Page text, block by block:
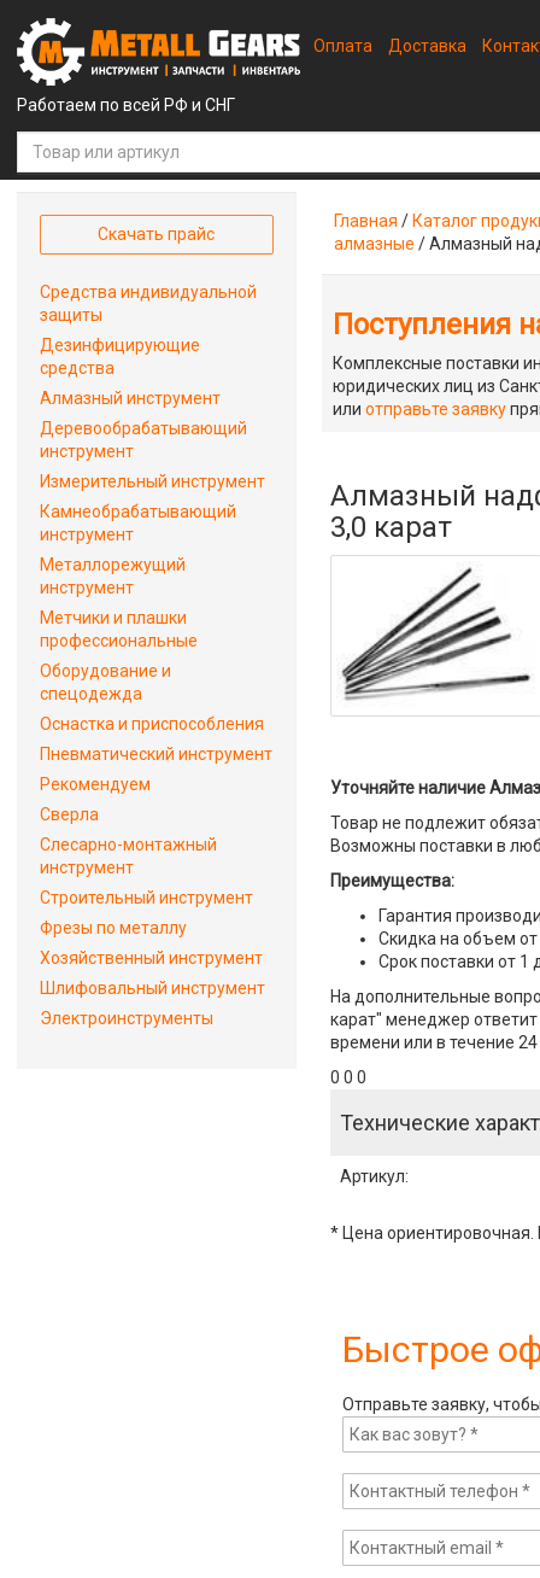
Работаем по всей РФ и СНГ
Оплата Доставка
Главная / Каталог
алмазные /Алмазный
Поступления
Комплексные поставки
юридических лиц из
илиотправьте заявку
Алмазный
3,0 карат
Уточняйте наличие
Товар не подлежит
Возможны поставки в
Преимущества:
Гарантия
Скидка на объем от
Срок поставки от 1
На дополнительные
карат" менеджер
времени или в течение
0 0 0
Технические
Артикул:
* Цена ориентировочная.
Быстрое
Отправьте заявку,
Скачать прайс
Средства индивидуальной
защиты
Дезинфицирующие
средства
Алмазный инструмент
Деревообрабатывающий
инструмент
Измерительный инструмент
Камнеобрабатывающий
инструмент
Металлорежущий
инструмент
Метчики и плашки
профессиональные
Оборудование и
спецодежда
Оснастка и приспособления
Пневматический инструмент
Рекомендуем
Сверла
Слесарно-монтажный
инструмент
Строительный инструмент
Фрезы по металлу
Хозяйственный инструмент
Шлифовальный инструмент
Электроинструменты